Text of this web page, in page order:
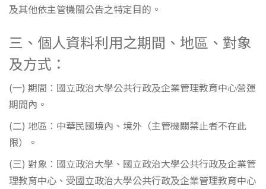
及其他依主管機關公告之特定目的。
三、個人資料利用之期間、地區、對象
及方式：
(一) 期間：國立政治大學公共行政及企業管理教育中心營運
期間內。
(二) 地區：中華民國境內、境外（主管機關禁止者不在此
限）。
(三) 對象：國立政治大學、國立政治大學公共行政及企業管
理教育中心、受國立政治大學公共行政及企業管理教育中心